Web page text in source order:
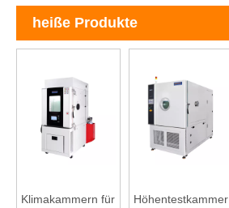
heiße Produkte
Klimakammern für
Höhentestkammer